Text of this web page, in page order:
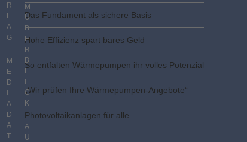
Das Fundament als sichere Basis
Hohe Effizienz spart bares Geld
So entfalten Wärmepumpen ihr volles Potenzial
„Wir prüfen Ihre Wärmepumpen-Angebote“
Photovoltaik­­anlagen für alle
R
L
A
G
M
E
D
A
D
A
T
M
Ü
B
E
R
B
L
C
K
A
U